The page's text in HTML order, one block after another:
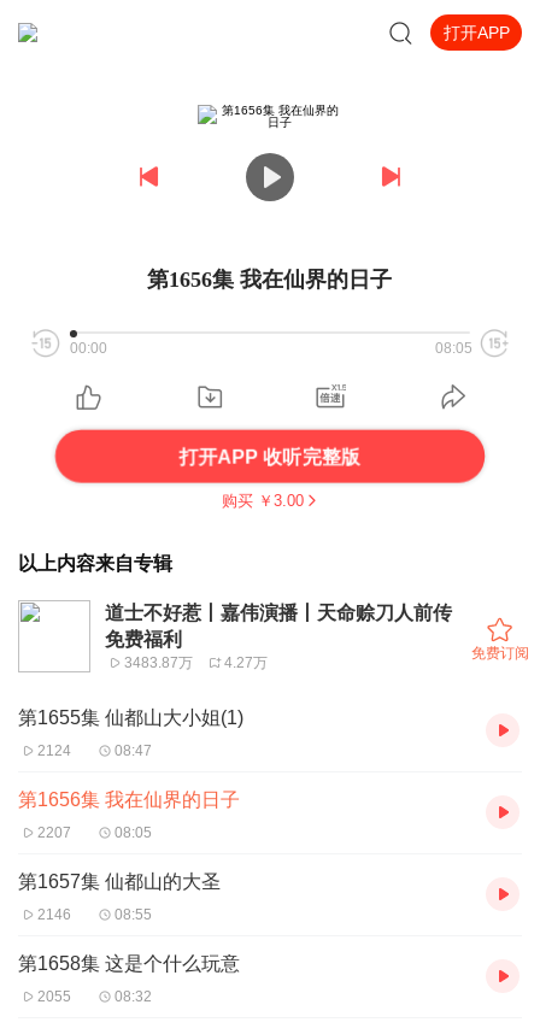
打开APP
第1656集 我在仙界的日子
00:00 08:05
打开APP 收听完整版
购买 ￥ 3.00
以上内容来自专辑
道士不好惹丨嘉伟演播丨天命赊刀人前传
免费福利
3483.87万 4.27万
免费订阅
第1655集 仙都山大小姐(1)
2124 08:47
第1656集 我在仙界的日子
2207 08:05
第1657集 仙都山的大圣
2146 08:55
第1658集 这是个什么玩意
2055 08:32